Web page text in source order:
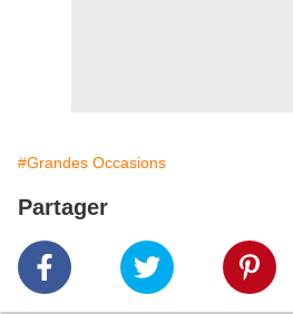
#Grandes Occasions
Partager